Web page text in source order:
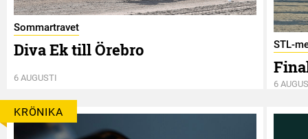
Sommartravet
Diva Ek till Örebro
6 AUGUSTI
STL-
6
KRÖNIKA